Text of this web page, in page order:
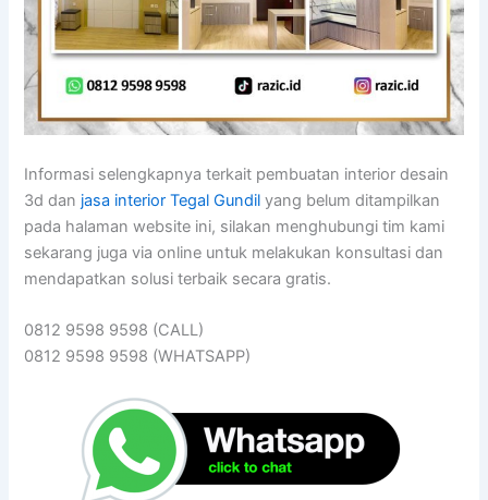
Informasi selengkapnya terkait pembuatan interior desain
3d dan jasa interior Tegal Gundil yang belum ditampilkan
pada halaman website ini, silakan menghubungi tim kami
sekarang juga via online untuk melakukan konsultasi dan
mendapatkan solusi terbaik secara gratis.
0812 9598 9598 (CALL)
0812 9598 9598 (WHATSAPP)